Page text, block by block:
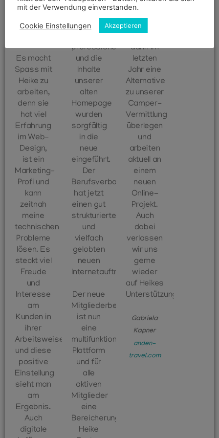
den
zu
Es macht
Spass mit
Heike zu
arbeiten,
denn sie
hat viel
Erfahrung
im Web-
Design,
ist ein
Marketing-
Profi und
kann
zeitnah
meine
technischen
Probleme
lösen. Es
steckt viel
Freude
und
Interesse
am
Kunden in
ihrer
Arbeitsweise
und diese
positive
Einstellung
sieht man
am
Ergebnis.
Auch
digitale
funktionieren
soll. Die
Umsetzung
professionell
und die
Inhalte
unserer
alten
Homepage
wurden
sorgfältig
in die
neue
eingeführt.
Der
Berufsverband
hat jetzt
einen gut
strukturierten
und
vielfach
gelobten
neuen
Internetauftritt.
Der neue
Mitgliederbereich
ist nun
eine
multifunktionale
Plattform
und für
alle
aktiven
Mitglieder
eine
Bereicherung.
Heike
Reisebranche
mussten
dann im
letzten
Jahr eine
Alternative
zu unserer
Camper-
Vermittlung
überlegen
und
arbeiten
aktuell an
einem
neuen
Online-
Projekt.
Auch
dabei
verlassen
wir uns
gerne
wieder
auf Heikes
Unterstützung.
Gabriela
Kapner
anden-
travel.com
mit der Verwendung einverstanden.
Cookie Einstellungen Akzeptieren